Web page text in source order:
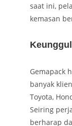
saat ini,
kemasan
Gemapack
banyak
Toyota,
Seiring
berharap